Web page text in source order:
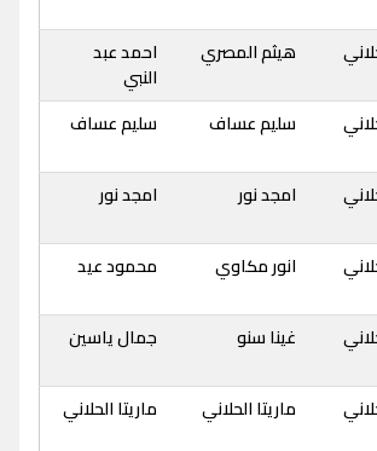
هيثم المصري
احمد عبد
النبي
سليم عساف سليم عساف
امجد نور امجد نور
انور مكاوي محمود عيد
غينا سنو جمال ياسين
ماريتا الحلاني ماريتا الحلاني